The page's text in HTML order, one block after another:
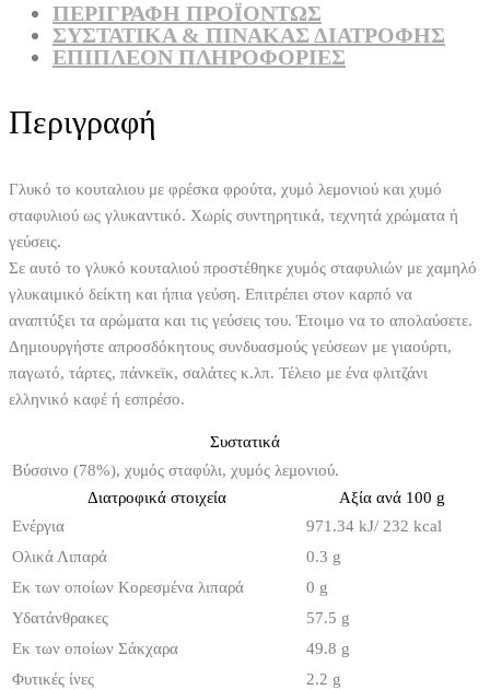
ΠΕΡΙΓΡΑΦΗ ΠΡΟΪΟΝΤΩΣ
ΣΥΣΤΑΤΙΚΆ & ΠΊΝΑΚΑΣ ΔΙΑΤΡΟΦΉΣ
ΕΠΙΠΛΈΟΝ ΠΛΗΡΟΦΟΡΊΕΣ
Περιγραφή
Γλυκό το κουταλιου με φρέσκα φρούτα, χυμό λεμονιού και χυμό
σταφυλιού ως γλυκαντικό. Χωρίς συντηρητικά, τεχνητά χρώματα ή
γεύσεις.
Σε αυτό το γλυκό κουταλιού προστέθηκε χυμός σταφυλιών με χαμηλό
γλυκαιμικό δείκτη και ήπια γεύση. Επιτρέπει στον καρπό να
αναπτύξει τα αρώματα και τις γεύσεις του. Έτοιμο να το απολαύσετε.
Δημιουργήστε απροσδόκητους συνδυασμούς γεύσεων με γιαούρτι,
παγωτό, τάρτες, πάνκεϊκ, σαλάτες κ.λπ. Τέλειο με ένα φλιτζάνι
ελληνικό καφέ ή εσπρέσο.
Συστατικά
Βύσσινο (78%), χυμός σταφύλι, χυμός λεμονιού.
Διατροφικά στοιχεία
Αξία ανά 100 g
Ενέργια
971.34 kJ/ 232 kcal
Ολικά Λιπαρά
0.3 g
Εκ των οποίων Κορεσμένα λιπαρά
0 g
Υδατάνθρακες
57.5 g
Εκ των οποίων Σάκχαρα
49.8 g
Φυτικές ίνες
2.2 g